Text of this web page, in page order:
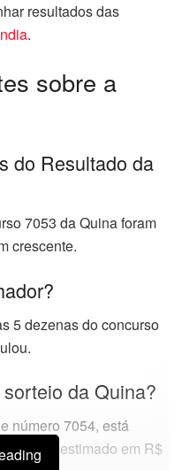
resultados das
.
sobre a
do Resultado da
7053 da Quina foram
crescente.
5 dezenas do concurso
da Quina?
número 7054, está
prêmio estimado em R$